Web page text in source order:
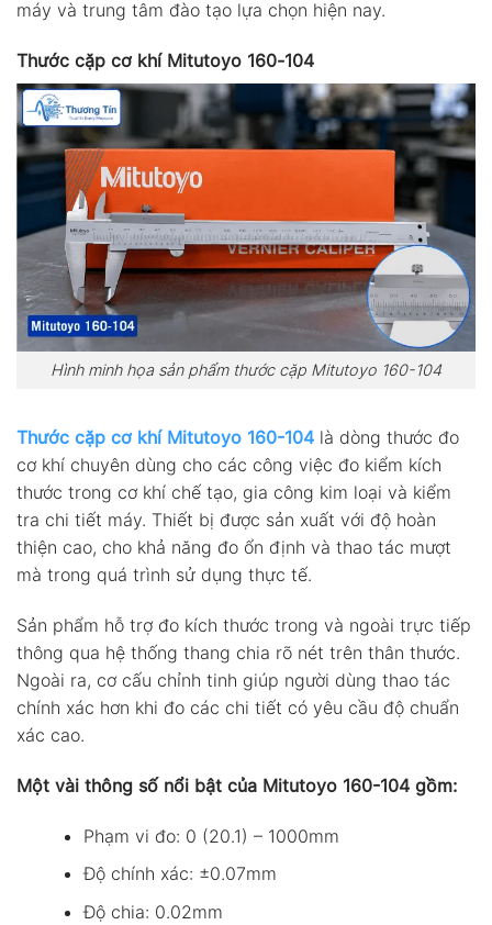
máy và trung tâm đào tạo lựa chọn hiện nay.
Thước cặp cơ khí Mitutoyo 160-104
Hình minh họa sản phẩm thước cặp Mitutoyo 160-104
Thước cặp cơ khí Mitutoyo 160-104 là dòng thước đo
cơ khí chuyên dùng cho các công việc đo kiểm kích
thước trong cơ khí chế tạo, gia công kim loại và kiểm
tra chi tiết máy. Thiết bị được sản xuất với độ hoàn
thiện cao, cho khả năng đo ổn định và thao tác mượt
mà trong quá trình sử dụng thực tế.
Sản phẩm hỗ trợ đo kích thước trong và ngoài trực tiếp
thông qua hệ thống thang chia rõ nét trên thân thước.
Ngoài ra, cơ cấu chỉnh tinh giúp người dùng thao tác
chính xác hơn khi đo các chi tiết có yêu cầu độ chuẩn
xác cao.
Một vài thông số nổi bật của Mitutoyo 160-104 gồm:
Phạm vi đo: 0 (20.1) – 1000mm
Độ chính xác: ±0.07mm
Độ chia: 0.02mm